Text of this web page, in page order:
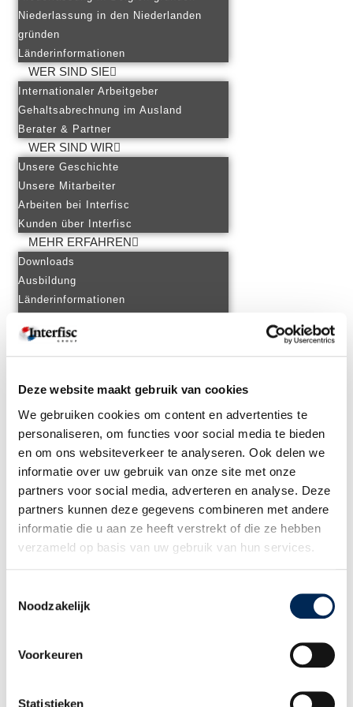
Deze website maakt gebruik van cookies
We gebruiken cookies om content en advertenties te
personaliseren, om functies voor social media te bieden
en om ons websiteverkeer te analyseren. Ook delen we
informatie over uw gebruik van onze site met onze
partners voor social media, adverteren en analyse. Deze
partners kunnen deze gegevens combineren met andere
informatie die u aan ze heeft verstrekt of die ze hebben
verzameld op basis van uw gebruik van hun services.
Noodzakelijk
Voorkeuren
Statistieken
Niederlassung in den Niederlanden
gründen
Länderinformationen
WER SIND SIE
Internationaler Arbeitgeber
Gehaltsabrechnung im Ausland
Berater & Partner
WER SIND WIR
Unsere Geschichte
Unsere Mitarbeiter
Arbeiten bei Interfisc
Kunden über Interfisc
MEHR ERFAHREN
Downloads
Ausbildung
Länderinformationen
KONTAKT
+49 (0)3 825 5003
HOME
DIENSTLEISTUNGEN
Gehalts- und Urlaubsverwaltung
Krankheit und Arbeitsunfähigkeit
Versicherung
Zusatzleistungen
Finanzbuchhaltung
Personal in mehreren Ländern
Grenzüberschreitendes Arbeiten &